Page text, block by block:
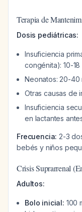
Terapia de
Dosis pediátricas:
Insuficiencia
congénita): 10-18
Neonatos: 20-40
Otras causas de
Insuficiencia
en lactantes
Frecuencia: 2-3
bebés y niños
Crisis Suprarrenal
Adultos:
Bolo inicial: 100